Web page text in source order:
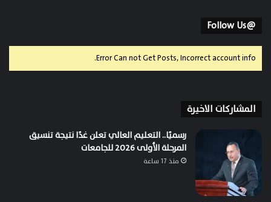
@Follow Us
Error Can not Get Posts, Incorrect account info.
المشاركات الاخيرة
رسميًا.. التعليم العالي تعلن غدًا نتيجة تنسيق
المرحلة الأولى 2026 للجامعات
منذ 17 ساعة